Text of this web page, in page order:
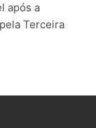
após a
Terceira